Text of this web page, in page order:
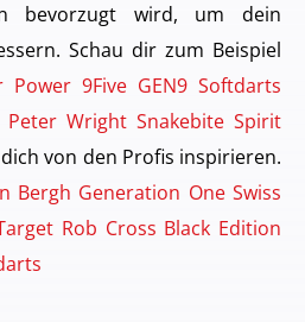
bevorzugt wird, um dein
Schau dir zum Beispiel
9Five GEN9 Softdarts
Peter Wright Snakebite Spirit
von den Profis inspirieren.
Bergh Generation One Swiss
Rob Cross Black Edition